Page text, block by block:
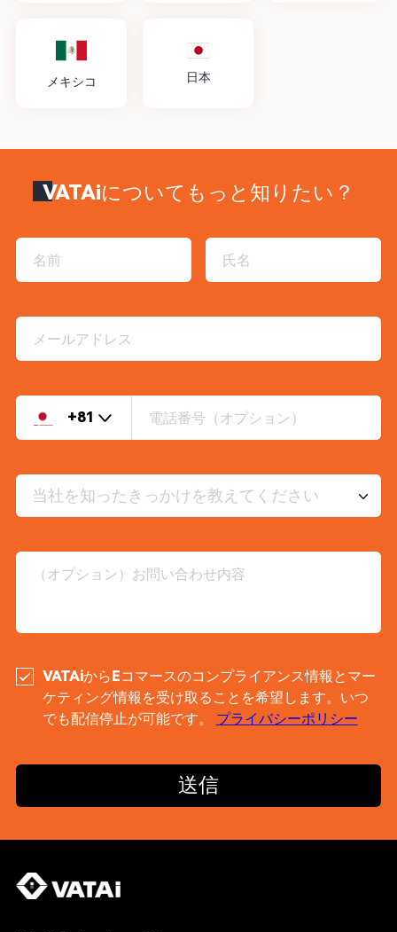
メキシコ 日本
VATAiについてもっと知りたい？
+81
当社を知ったきっかけを教えてください
VATAiからEコマースのコンプライアンス情報とマー
ケティング情報を受け取ることを希望します。いつ
でも配信停止が可能です。 プライバシーポリシー
送信